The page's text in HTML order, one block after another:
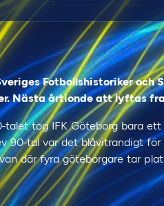
Fotbollshistoriker och
Nästa årtionde att lyftas
tog IFK Göteborg bara
90-tal var det blåvitrandigt
där fyra göteborgare tar